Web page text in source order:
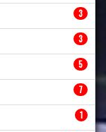
3
3
5
7
1